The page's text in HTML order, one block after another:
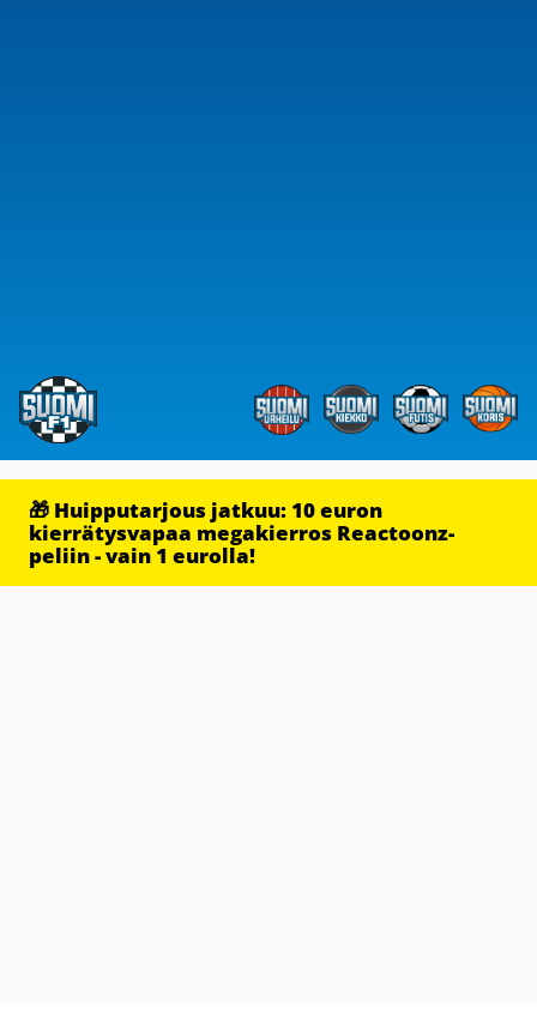
🎁 Huipputarjous jatkuu: 10 euron
kierrätysvapaa megakierros Reactoonz-
peliin - vain 1 eurolla!